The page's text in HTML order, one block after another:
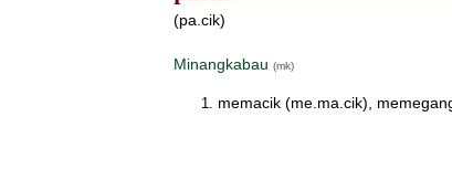
(pa.cik)
Minangkabau (mk)
memacik (me.ma.cik),